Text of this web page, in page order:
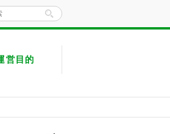
営目的